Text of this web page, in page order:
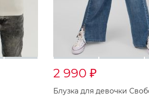
2 990 ₽
Блузка для девочки